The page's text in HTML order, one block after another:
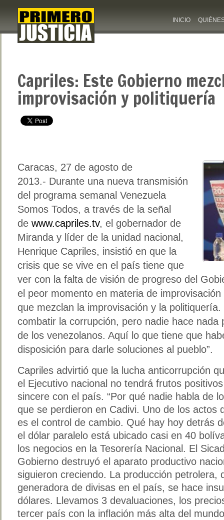
INICIO
Capriles: Este Gobierno
improvisación y politiquería
Caracas, 27 de agosto de
2013.- Durante una nueva transmisión
del programa semanal Venezuela
Somos Todos, a través de la señal
de www.capriles.tv, el gobernador de
Miranda y líder de la unidad nacional,
Henrique Capriles, insistió en que la
crisis que se vive en el país tiene que
ver con la falta de visión de progreso del
el peor momento en materia de
que mezclan la improvisación y la
combatir la corrupción, pero nadie hace nada
de los venezolanos. Aquí lo que tiene que
disposición para darle soluciones al pueblo”.
Capriles advirtió que la lucha anticorrupción
el Ejecutivo nacional no tendrá frutos
sincere con el país. “Por qué nadie habla de
que se perdieron en Cadivi. Uno de los actos
es el control de cambio. Qué hay hoy detrás
el dólar paralelo está ubicado casi en 40
los negocios en la Tesorería Nacional. El
Gobierno destruyó el aparato productivo
siguieron creciendo. La producción petrolera,
generadora de divisas en el país, se hace
dólares. Llevamos 3 devaluaciones, los
tercer país con la inflación más alta del